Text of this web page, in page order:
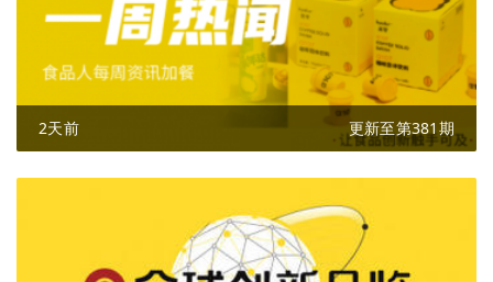
2天前 更新至第381期